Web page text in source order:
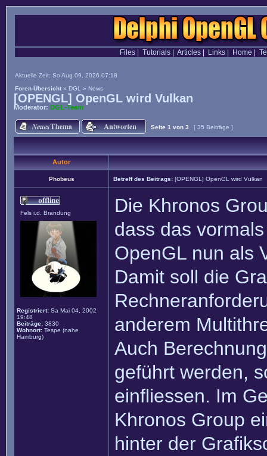
Files| Tutorials| Articles| Links| Home
Aktuelle Zeit: So Aug 09, 2026 07:18
Foren-Übersicht » DGL » News
[OPENGL] OpenGL wird Vulkan
Moderator: DGL-Team
Seite 1 von 3 [ 35 Beiträge ]
Autor
Phobeus Betreff des Beitrags: [OPENGL] OpenGL wird Vulkan
Fels i.d. Brandung
Registriert: Sa Mai 04, 2002
19:48
Beiträge: 3830
Wohnort: Tespe (nahe
Hamburg)
Die Khronos
dass das
OpenGL nun als
Damit soll die
anderem
Auch
geführt werden,
einfliessen. Im
Khronos Group
hinter der